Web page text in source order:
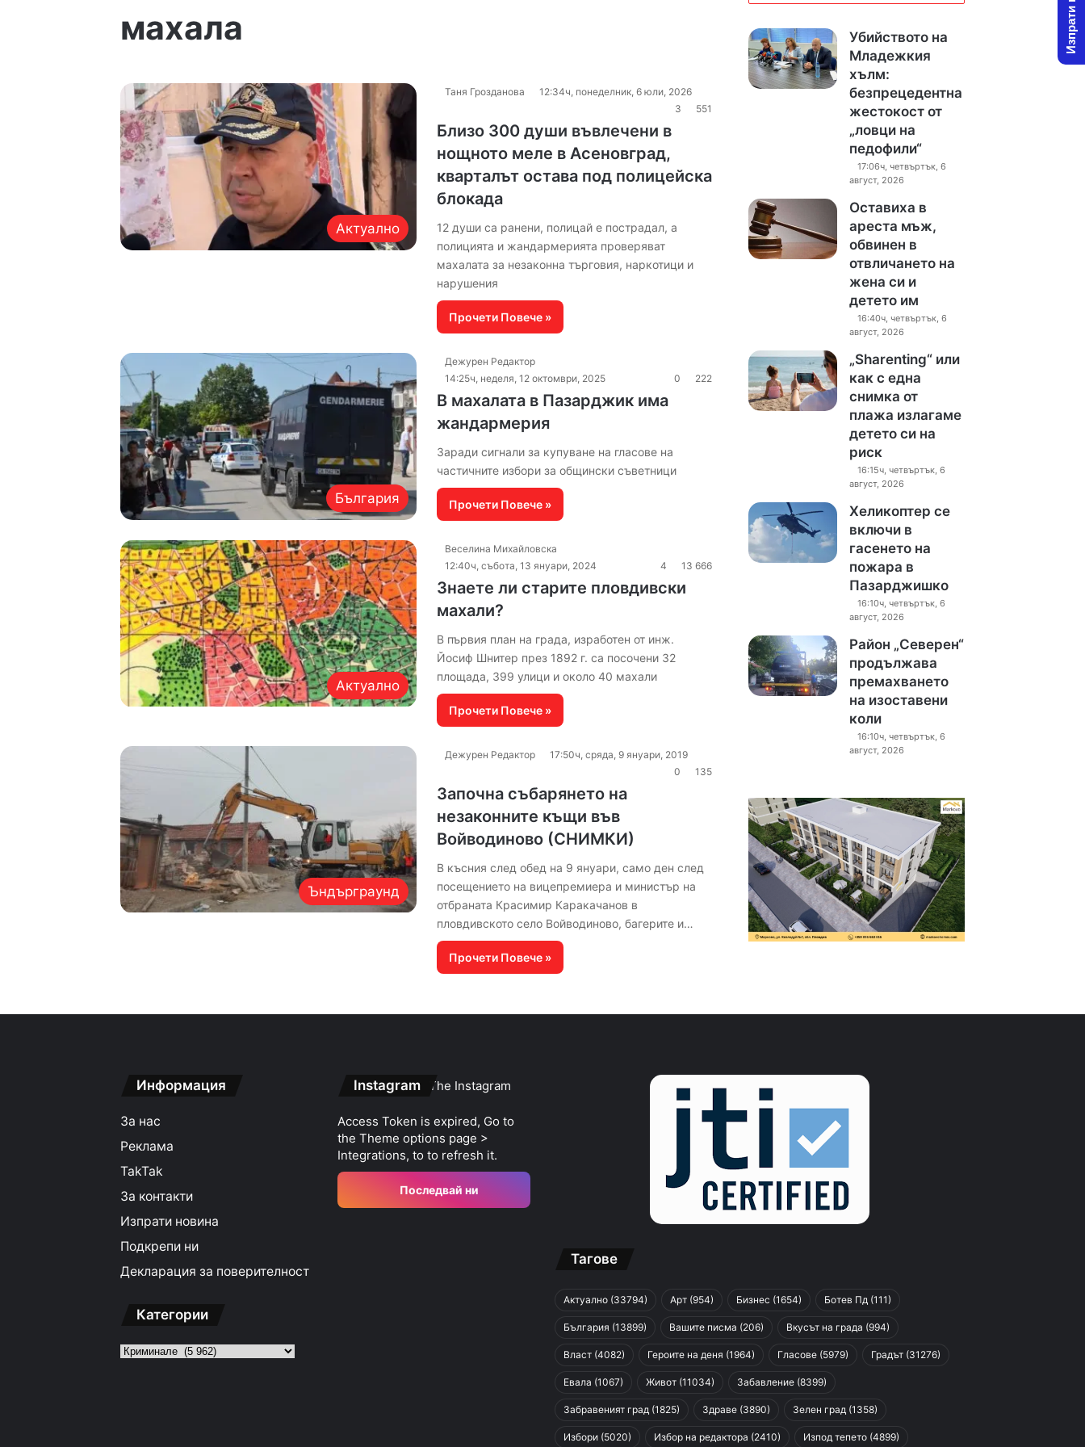
махала
Актуално
Таня Грозданова
12:34ч, понеделник, 6 юли, 2026
3
551
Близо 300 души въвлечени в
нощното меле в Асеновград,
кварталът остава под полицейска
блокада
12 души са ранени, полицай е пострадал, а
полицията и жандармерията проверяват
махалата за незаконна търговия, наркотици и
нарушения
Прочети Повече »
България
Дежурен Редактор
14:25ч, неделя, 12 октомври, 2025
0 222
В махалата в Пазарджик има
жандармерия
Заради сигнали за купуване на гласове на
частичните избори за общински съветници
Прочети Повече »
Актуално
Веселина Михайловска
12:40ч, събота, 13 януари, 2024
4 13 666
Знаете ли старите пловдивски
махали?
В първия план на града, изработен от инж.
Йосиф Шнитер през 1892 г. са посочени 32
площада, 399 улици и около 40 махали
Прочети Повече »
Ъндърграунд
Дежурен Редактор
17:50ч, сряда, 9 януари, 2019
0
135
Започна събарянето на
незаконните къщи във
Войводиново (СНИМКИ)
В късния след обед на 9 януари, само ден след
посещението на вицепремиера и министър на
отбраната Красимир Каракачанов в
пловдивското село Войводиново, багерите и…
Прочети Повече »
Убийството на
Младежкия
хълм:
безпрецедентна
жестокост от
„ловци на
педофили“
17:06ч, четвъртък, 6
август, 2026
Оставиха в
ареста мъж,
обвинен в
отвличането на
жена си и
детето им
16:40ч, четвъртък, 6
август, 2026
„Sharenting“ или
как с една
снимка от
плажа излагаме
детето си на
риск
16:15ч, четвъртък, 6
август, 2026
Хеликоптер се
включи в
гасенето на
пожара в
Пазарджишко
16:10ч, четвъртък, 6
август, 2026
Район „Северен“
продължава
премахването
на изоставени
коли
16:10ч, четвъртък, 6
август, 2026
Информация
За нас
Реклама
TakTak
За контакти
Изпрати новина
Подкрепи ни
Декларация за поверителност
Категории
Категории
Instagram The Instagram
Access Token is expired, Go to
the Theme options page >
Integrations, to to refresh it.
Последвай ни
Тагове
Актуално (33794) Арт (954) Бизнес (1654) Ботев Пд (111)
България (13899) Вашите писма (206) Вкусът на града (994)
Власт (4082) Героите на деня (1964) Гласове (5979) Градът (31276)
Евала (1067) Живот (11034) Забавление (8399)
Забравеният град (1825) Здраве (3890) Зелен град (1358)
Избори (5020) Избор на редактора (2410) Изпод тепето (4899)